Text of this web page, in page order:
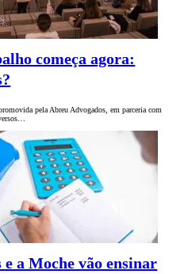
começa agora:
pela Abreu Advogados, em parceria com
a Moche vão ensinar